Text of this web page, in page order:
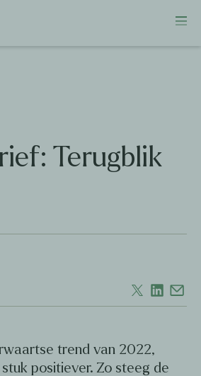
Terugblik
trend van 2022,
positiever. Zo steeg de